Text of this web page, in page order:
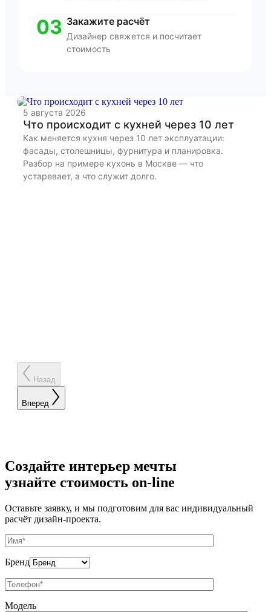
03 Закажите расчёт
Дизайнер свяжется и посчитает
стоимость
5 августа 2026
Что происходит с кухней через 10 лет
Как меняется кухня через 10 лет эксплуатации:
фасады, столешницы, фурнитура и планировка.
Разбор на примере кухонь в Москве — что
устаревает, а что служит долго.
Назад
Вперед
Создайте интерьер мечты
узнайте стоимость on-line
Оставьте заявку, и мы подготовим для вас индивидуальный
расчёт дизайн-проекта.
Бренд
Модель